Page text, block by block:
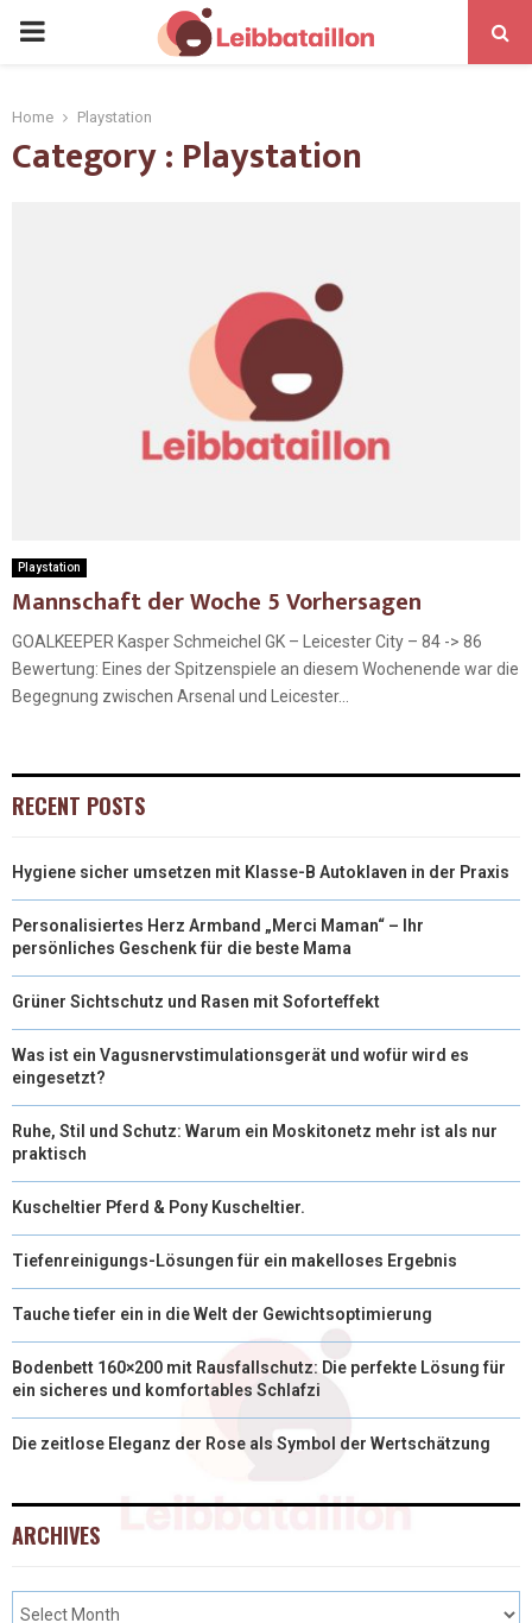
Home Playstation
Category : Playstation
Playstation
Mannschaft der Woche 5 Vorhersagen
GOALKEEPER Kasper Schmeichel GK – Leicester City – 84 -> 86
Bewertung: Eines der Spitzenspiele an diesem Wochenende war die
Begegnung zwischen Arsenal und Leicester...
RECENT POSTS
Hygiene sicher umsetzen mit Klasse-B Autoklaven in der Praxis
Personalisiertes Herz Armband „Merci Maman“ – Ihr
persönliches Geschenk für die beste Mama
Grüner Sichtschutz und Rasen mit Soforteffekt
Was ist ein Vagusnervstimulationsgerät und wofür wird es
eingesetzt?
Ruhe, Stil und Schutz: Warum ein Moskitonetz mehr ist als nur
praktisch
Kuscheltier Pferd & Pony Kuscheltier.
Tiefenreinigungs-Lösungen für ein makelloses Ergebnis
Tauche tiefer ein in die Welt der Gewichtsoptimierung
Bodenbett 160×200 mit Rausfallschutz: Die perfekte Lösung für
ein sicheres und komfortables Schlafzi
Die zeitlose Eleganz der Rose als Symbol der Wertschätzung
ARCHIVES